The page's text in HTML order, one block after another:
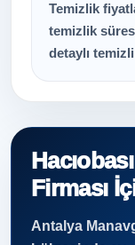
Temizlik
temizlik
detaylı
Firması
Antalya